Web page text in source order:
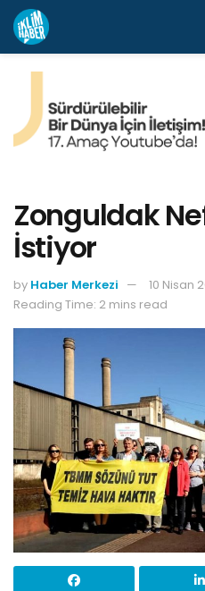
Zonguldak
İstiyor
by Haber Merkezi
10 Nisan
Reading Time: 2 mins read